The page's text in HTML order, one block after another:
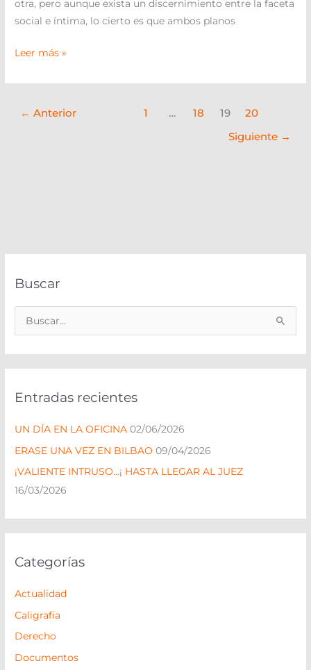
otra, pero aunque exista un discernimiento entre la faceta
social e íntima, lo cierto es que ambos planos
Leer más »
← Anterior 1 … 18 19
20
Siguiente →
Buscar
a
p
o
r
:
Entradas recientes
UN DÍA EN LA OFICINA 02/06/2026
ERASE UNA VEZ EN BILBAO 09/04/2026
¡VALIENTE INTRUSO…¡ HASTA LLEGAR AL JUEZ
16/03/2026
Categorías
Actualidad
Caligrafia
Derecho
Documentos